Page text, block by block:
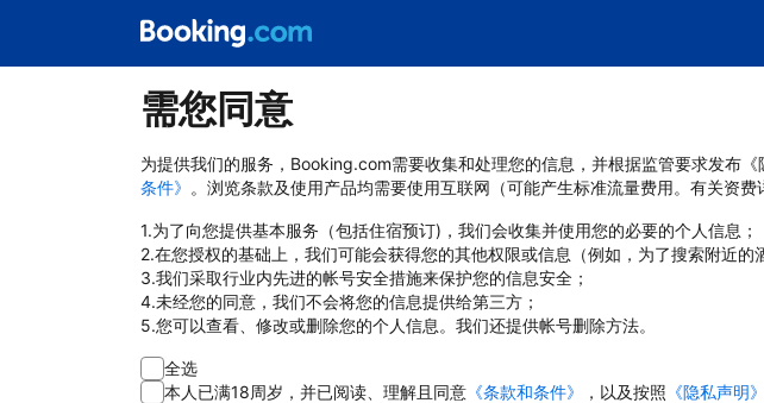
需您同意
为提供我们的服务，Booking.com需要收集和处理您的信息，并根据监管要求发布
条件》 。浏览条款及使用产品均需要使用互联网（可能产生标准流量费用。有关资
1.为了向您提供基本服务（包括住宿预订)，我们会收集并使用您的必要的个人信息；
2.在您授权的基础上，我们可能会获得您的其他权限或信息（例如，为了搜索附近的
3.我们采取行业内先进的帐号安全措施来保护您的信息安全；
4.未经您的同意，我们不会将您的信息提供给第三方；
5.您可以查看、修改或删除您的个人信息。我们还提供帐号删除方法。
全选
本人已满18周岁，并已阅读、理解且同意 《条款和条件》 ，以及按照 《隐私声明》